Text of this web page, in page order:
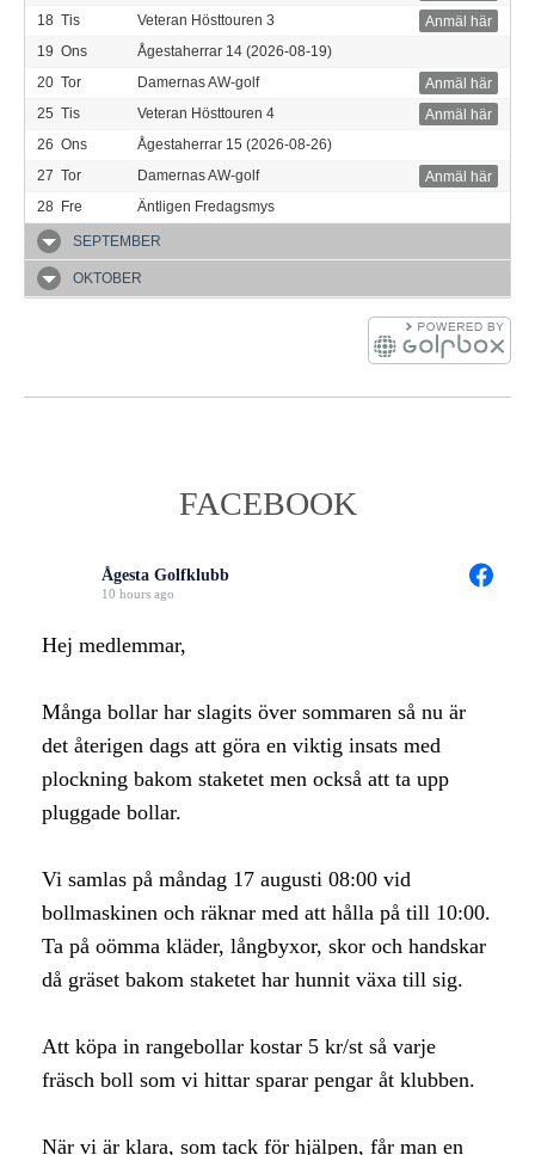
18 Tis Anmäl här
Veteran Hösttouren 3
19 Ons
Ågestaherrar 14 (2026-08-19)
20 Tor Anmäl här
Damernas AW-golf
25 Tis Anmäl här
Veteran Hösttouren 4
26 Ons
Ågestaherrar 15 (2026-08-26)
27 Tor Anmäl här
Damernas AW-golf
28 Fre Äntligen Fredagsmys
SEPTEMBER
OKTOBER
FACEBOOK
Ågesta Golfklubb
10 hours ago
Hej medlemmar,
Många bollar har slagits över sommaren så nu är
det återigen dags att göra en viktig insats med
plockning bakom staketet men också att ta upp
pluggade bollar.
Vi samlas på måndag 17 augusti 08:00 vid
bollmaskinen och räknar med att hålla på till 10:00.
Ta på oömma kläder, långbyxor, skor och handskar
då gräset bakom staketet har hunnit växa till sig.
Att köpa in rangebollar kostar 5 kr/st så varje
fräsch boll som vi hittar sparar pengar åt klubben.
När vi är klara, som tack för hjälpen, får man en